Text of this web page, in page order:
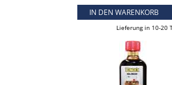
IN DEN WARENKORB
Lieferung in 10-20